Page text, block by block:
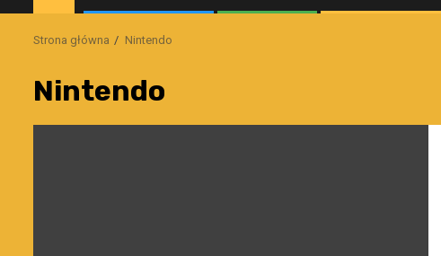
Strona główna Nintendo
Nintendo